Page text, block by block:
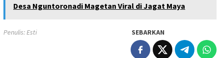
Desa Nguntoronadi Magetan Viral di Jagat Maya
Penulis: Esti SEBARKAN